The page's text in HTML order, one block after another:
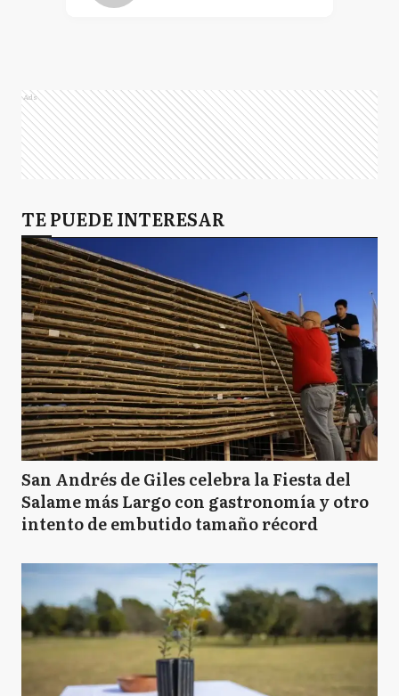
A Ayacucho
L Lincoln
N Navarro
E Escobar
GP General Pueyrredón
C Chascomús
LN Leandro N Alem
Ads
TE PUEDE INTERESAR
San Andrés de Giles celebra la Fiesta del
Salame más Largo con gastronomía y otro
intento de embutido tamaño récord